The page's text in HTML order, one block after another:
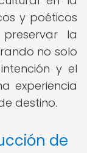
y poéticos
la
no solo
y el
experiencia
destino.
de